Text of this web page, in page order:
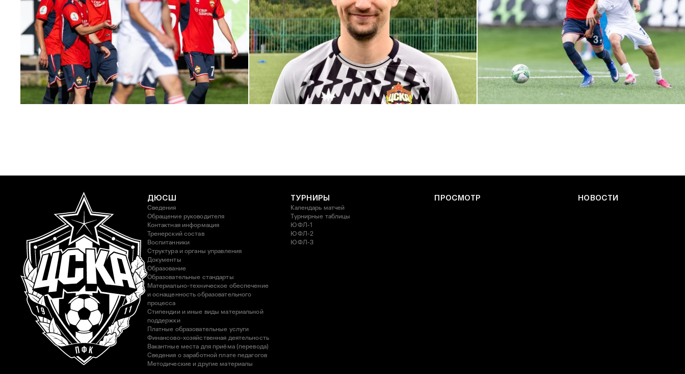
ЮФЛ: Московское дерби на «Октябре»
3 АВГУСТА 2026 14:15
С возвращением в родной клуб, Антон Александрович!
27 ИЮЛЯ 2026 14:40
ЮФЛ: Армейцы приняли «Чертаново»
ДЮСШ
Сведения
Обращение руководителя
Контактная информация
Тренерский состав
Воспитанники
Структура и органы управления
Документы
Образование
Образовательные стандарты
Материально-техническое обеспечение
и оснащенность образовательного
процесса
Стипендии и иные виды материальной
поддержки
Платные образовательные услуги
Финансово-хозяйственная деятельность
Вакантные места для приёма (перевода)
Сведения о заработной плате педагогов
Методические и другие материалы
ТУРНИРЫ
Календарь матчей
Турнирные таблицы
ЮФЛ-1
ЮФЛ-2
ЮФЛ-3
ПРОСМОТР НОВОСТИ